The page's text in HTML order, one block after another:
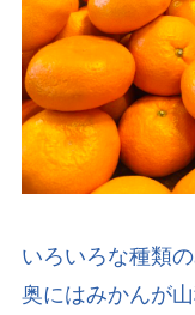
いろいろな種類
奥にはみかんが山